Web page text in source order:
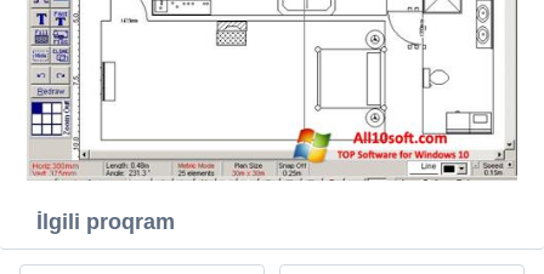
İlgili proqram